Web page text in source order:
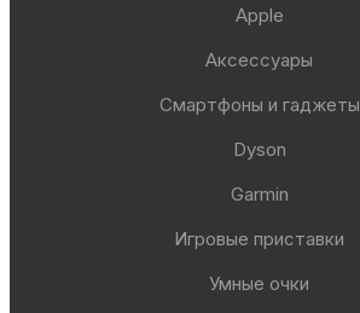
Apple
Аксессуары
Смартфоны и гаджеты
Dyson
Garmin
Игровые приставки
Умные очки